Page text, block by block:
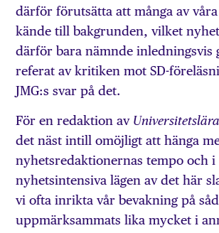
därför förutsätta att många av
kände till bakgrunden, vilket
därför bara nämnde inledningsvis
referat av kritiken mot SD-
JMG:s svar på det.
För en redaktion av
det näst intill omöjligt att hänga
nyhetsredaktionernas tempo och i
nyhetsintensiva lägen av det här
vi ofta inrikta vår bevakning på
uppmärksammats lika mycket i